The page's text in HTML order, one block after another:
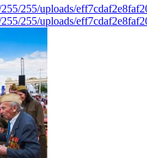
255/uploads/
255/uploads/